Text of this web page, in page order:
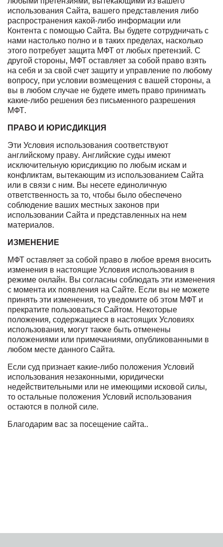
использования Сайта, вашего представления либо
распространения какой-либо информации или
Контента с помощью Сайта. Вы будете сотрудничать с
нами настолько полно и в таких пределах, насколько
этого потребует защита МФТ от любых претензий. С
другой стороны, МФТ оставляет за собой право взять
на себя и за свой счет защиту и управление по любому
вопросу, при условии возмещения с вашей стороны, а
вы в любом случае не будете иметь право принимать
какие-либо решения без письменного разрешения
МФТ.
ПРАВО И ЮРИСДИКЦИЯ
Эти Условия использования соответствуют
английскому праву. Английские суды имеют
исключительную юрисдикцию по любым искам и
конфликтам, вытекающим из использованием Сайта
или в связи с ним. Вы несете единоличную
ответственность за то, чтобы было обеспечено
соблюдение ваших местных законов при
использовании Сайта и представленных на нем
материалов.
ИЗМЕНЕНИЕ
МФТ оставляет за собой право в любое время вносить
изменения в настоящие Условия использования в
режиме онлайн. Вы согласны соблюдать эти изменения
с момента их появления на Сайте. Если вы не можете
принять эти изменения, то уведомите об этом МФТ и
прекратите пользоваться Сайтом. Некоторые
положения, содержащиеся в настоящих Условиях
использования, могут также быть отменены
положениями или примечаниями, опубликованными в
любом месте данного Сайта.
Если суд признает какие-либо положения Условий
использования незаконными, юридически
недействительными или не имеющими исковой силы,
то остальные положения Условий использования
остаются в полной силе.
Благодарим вас за посещение сайта..